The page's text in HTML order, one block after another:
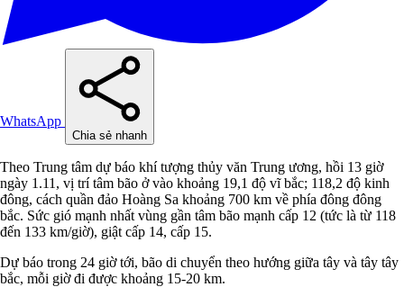
WhatsApp
Chia sẻ nhanh
Theo Trung tâm dự báo khí tượng thủy văn Trung ương, hồi 13 giờ
ngày 1.11, vị trí tâm bão ở vào khoảng 19,1 độ vĩ bắc; 118,2 độ kinh
đông, cách quần đảo Hoàng Sa khoảng 700 km về phía đông đông
bắc. Sức gió mạnh nhất vùng gần tâm bão mạnh cấp 12 (tức là từ 118
đến 133 km/giờ), giật cấp 14, cấp 15.
Dự báo trong 24 giờ tới, bão di chuyển theo hướng giữa tây và tây tây
bắc, mỗi giờ đi được khoảng 15-20 km.